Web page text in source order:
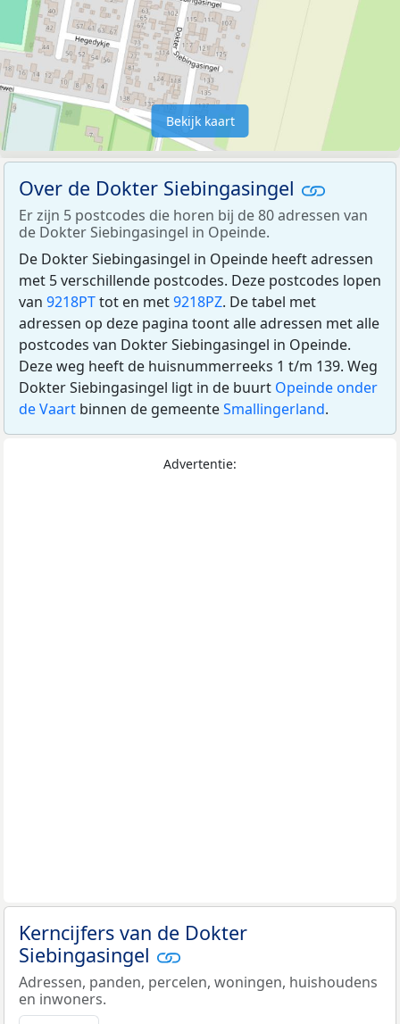
Bekijk kaart
Over de Dokter Siebingasingel
Er zijn 5 postcodes die horen bij de 80 adressen van
de Dokter Siebingasingel in Opeinde.
De Dokter Siebingasingel in Opeinde heeft adressen
met 5 verschillende postcodes. Deze postcodes lopen
van 9218PTtot en met9218PZ. De tabel met
adressen op deze pagina toont alle adressen met alle
postcodes van Dokter Siebingasingel in Opeinde.
Deze weg heeft de huisnummerreeks 1 t/m 139. Weg
Dokter Siebingasingel ligt in de buurt Opeinde onder
de Vaart binnen de gemeenteSmallingerland.
Advertentie:
Kerncijfers van de Dokter
Siebingasingel
Adressen, panden, percelen, woningen, huishoudens
en inwoners.